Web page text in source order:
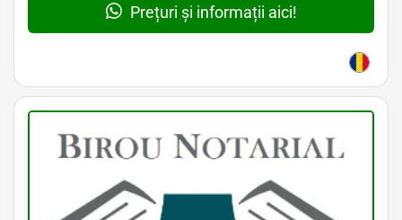
Prețuri și informații aici!